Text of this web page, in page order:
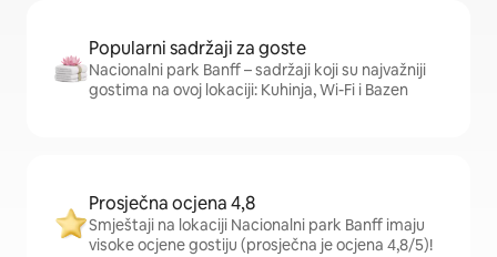
Popularni sadržaji za goste
Nacionalni park Banff – sadržaji koji su najvažniji
gostima na ovoj lokaciji: Kuhinja, Wi-Fi i Bazen
Prosječna ocjena 4,8
Smještaji na lokaciji Nacionalni park Banff imaju
visoke ocjene gostiju (prosječna je ocjena 4,8/5)!